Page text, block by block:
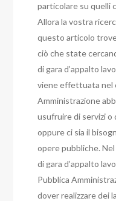
particolare su quelli
Allora la vostra
questo articolo
ciò che state
di gara d’appalto
viene effettuata nel
Amministrazione
usufruire di servizi
oppure ci sia il
opere pubbliche.
di gara d’appalto
Pubblica
dover realizzare dei